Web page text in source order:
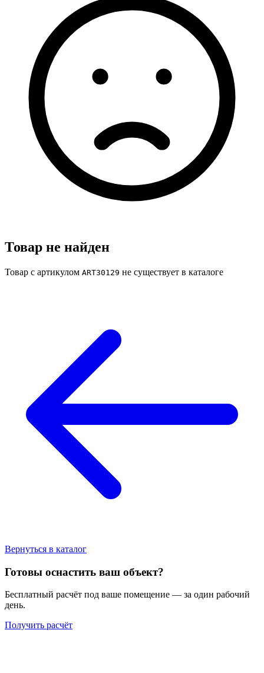
Товар не найден
Товар с артикулом ART30129 не существует в каталоге
Вернуться в каталог
Готовы оснастить ваш объект?
Бесплатный расчёт под ваше помещение — за один рабочий
день.
Получить расчёт